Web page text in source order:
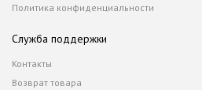
Политика конфиденциальности
Служба поддержки
Контакты
Возврат товара